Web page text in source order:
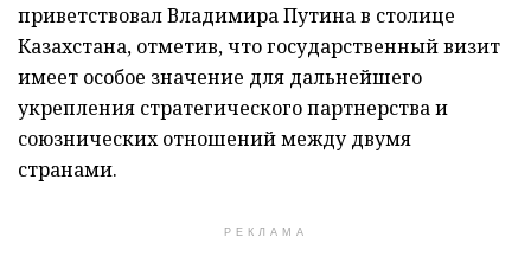
приветствовал Владимира Путина в столице
Казахстана, отметив, что государственный визит
имеет особое значение для дальнейшего
укрепления стратегического партнерства и
союзнических отношений между двумя
странами.
РЕКЛАМА